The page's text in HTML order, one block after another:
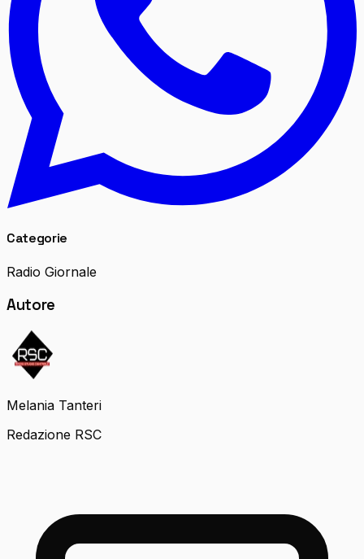
Categorie
Radio Giornale
Autore
Melania Tanteri
Redazione RSC